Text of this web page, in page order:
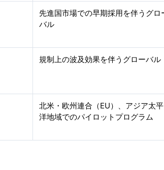
先進国市場での早期採用を伴うグロ
バル
規制上の波及効果を伴うグローバル
北米・欧州連合（EU）、アジア太平
洋地域でのパイロットプログラム